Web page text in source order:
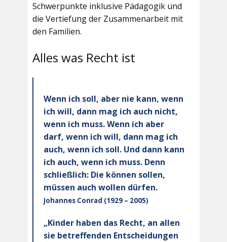
Schwerpunkte inklusive Pädagogik und
die Vertiefung der Zusammenarbeit mit
den Familien.
Alles was Recht ist
Wenn ich soll, aber nie kann, wenn
ich will, dann mag ich auch nicht,
wenn ich muss. Wenn ich aber
darf, wenn ich will, dann mag ich
auch, wenn ich soll. Und dann kann
ich auch, wenn ich muss. Denn
schließlich: Die können sollen,
müssen auch wollen dürfen.
Johannes Conrad (1929 – 2005)
„Kinder haben das Recht, an allen
sie betreffenden Entscheidungen